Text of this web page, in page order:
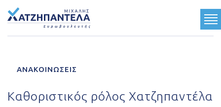
ΟΙ ΘΕΣΕΙΣ ΜΟΥ
ΤΟ ΕΡΓΟ ΜΟΥ
ΑΝΑΚΟΙΝΩΣΕΙΣ
Καθοριστικός ρόλος Χατζηπαντέλα